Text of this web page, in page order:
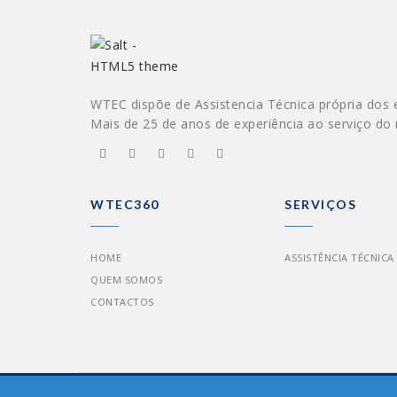
WTEC dispõe de Assistencia Técnica própria
Mais de 25 de anos de experiência ao serviço
WTEC360
HOME
QUEM SOMOS
CONTACTOS
SERVIÇOS
ASSISTÊNCIA TÉCNICA